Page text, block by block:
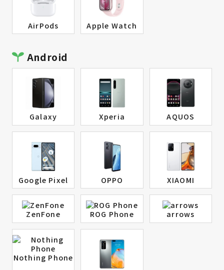
AirPods Apple Watch
Android
Galaxy Xperia AQUOS
Google Pixel OPPO XIAOMI
ZenFone ROG Phone arrows
Nothing Phone